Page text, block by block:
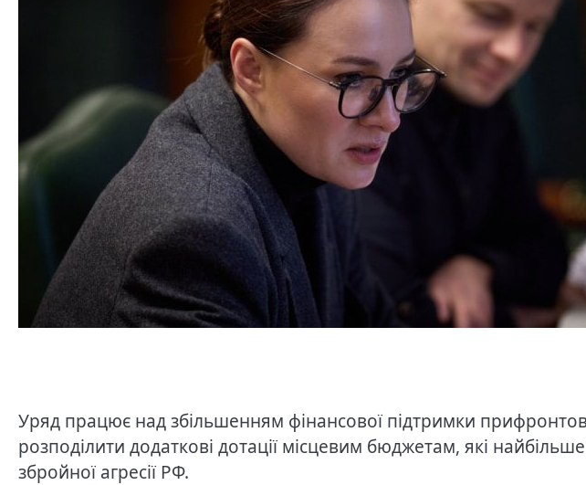
Уряд працює над збільшенням фінансової підтримки
розподілити додаткові дотації місцевим бюджетам, які
збройної агресії РФ.